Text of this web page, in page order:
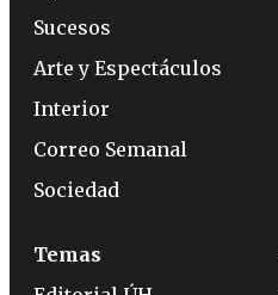
Sucesos
Arte y Espectáculos
Interior
Correo Semanal
Sociedad
Temas